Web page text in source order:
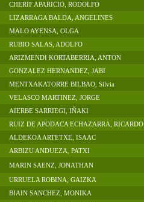
CHERIF APARICIO, RODOLFO
LIZARRAGA BALDA, ANGELINES
MALO AYENSA, OLGA
RUBIO SALAS, ADOLFO
ARIZMENDI KORTABERRIA, ANTON
GONZALEZ HERNANDEZ, JABI
MENTXAKATORRE BILBAO, Silvia
VELASCO MARTINEZ, JORGE
AIERBE SARRIEGI, IÑAKI
RUIZ DE APODACA ECHAZARRA, RICARDO
ALDEKOA ARTETXE, ISAAC
ARBIZU ANDUEZA, PATXI
MARIN SAENZ, JONATHAN
URRUELA ROBINA, GAIZKA
BIAIN SANCHEZ, MONIKA